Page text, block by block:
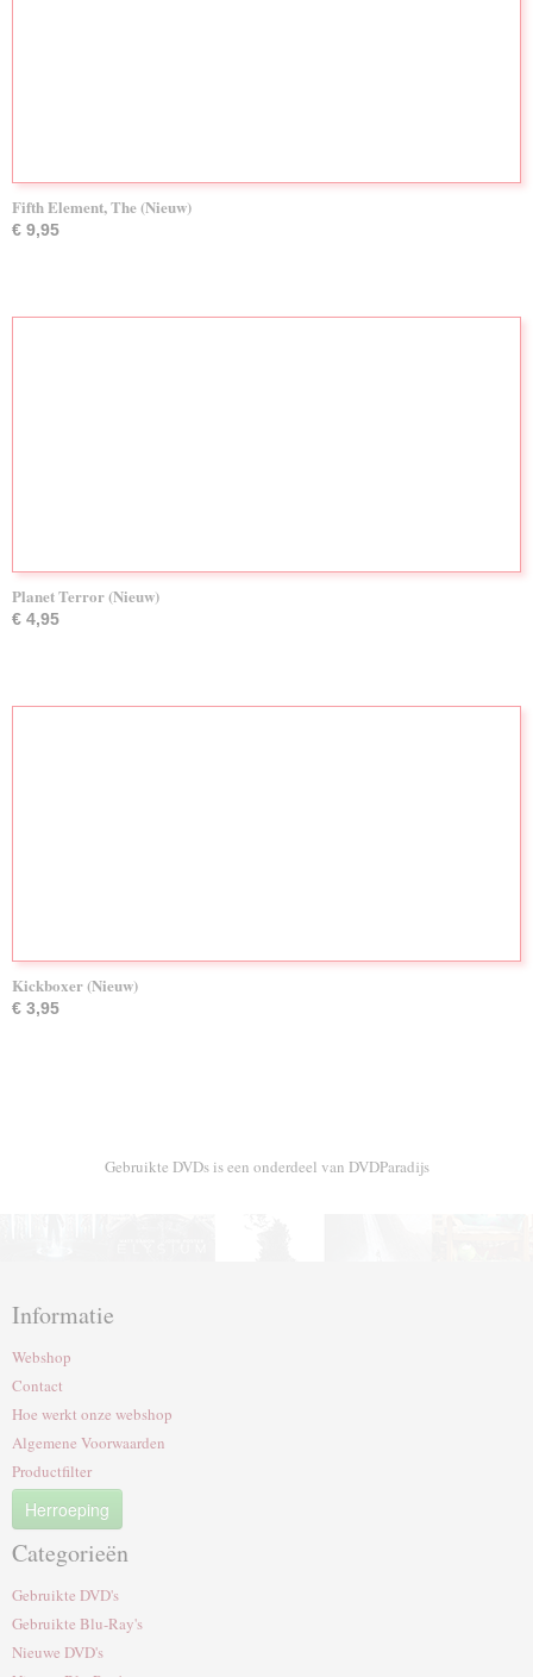
Fifth Element, The (Nieuw)
€ 9,95
Planet Terror (Nieuw)
€ 4,95
Kickboxer (Nieuw)
€ 3,95
Gebruikte DVDs is een onderdeel van DVDParadijs
Informatie
Webshop
Contact
Hoe werkt onze webshop
Algemene Voorwaarden
Productfilter
Herroeping
Categorieën
Gebruikte DVD's
Gebruikte Blu-Ray's
Nieuwe DVD's